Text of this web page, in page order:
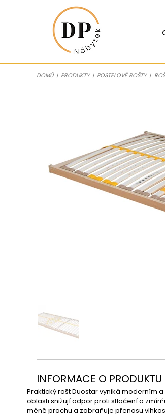
DOMŮ| PRODUKTY| POSTELOVÉ ROŠTY |
INFORMACE O PRODUKTU
Praktický rošt Duostar vyniká moderním
oblasti snižují odpor proti stlačení a
méně prachu a zabraňuje přenosu